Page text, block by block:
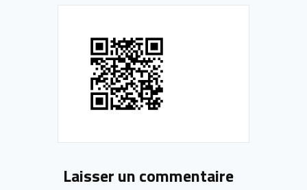
Laisser un commentaire